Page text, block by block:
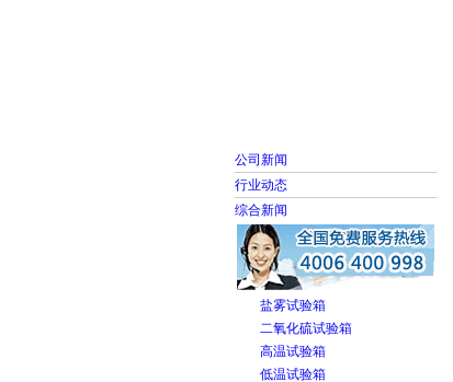
公司新闻
行业动态
综合新闻
盐雾试验箱
二氧化硫试验箱
高温试验箱
低温试验箱